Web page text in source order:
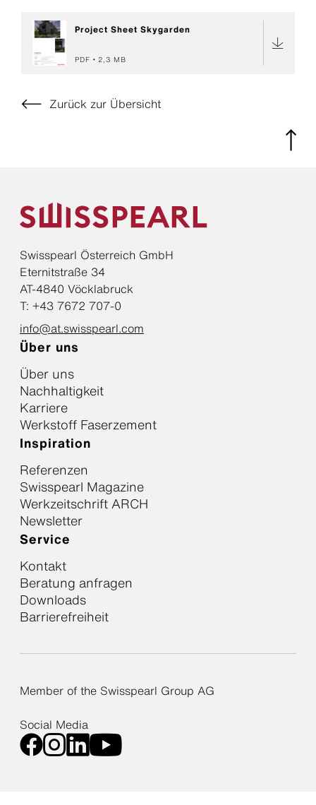
Project Sheet Skygarden
PDF 2,3 MB
Zurück zur Übersicht
Swisspearl Österreich GmbH
Eternitstraße 34
AT-4840 Vöcklabruck
T: +43 7672 707-0
info@at.swisspearl.com
Über uns
Über uns
Nachhaltigkeit
Karriere
Werkstoff Faserzement
Inspiration
Referenzen
Swisspearl Magazine
Werkzeitschrift ARCH
Newsletter
Service
Kontakt
Beratung anfragen
Downloads
Barrierefreiheit
Member of the Swisspearl Group AG
Social Media